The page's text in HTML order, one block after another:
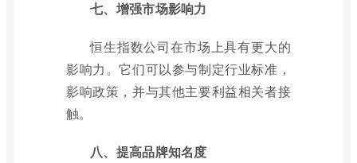
七、增强市场影响力
恒生指数公司在市场上具有更大的
影响力。它们可以参与制定行业标准，
影响政策，并与其他主要利益相关者接
触。
八、提高品牌知名度